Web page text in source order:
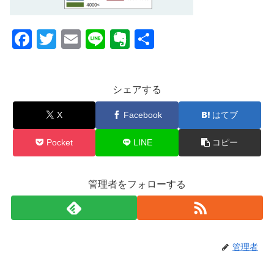
F
e
o
o
T
er
E
Li
E
n
ot
e
シェアする
X Facebook はてブ
Pocket LINE コピー
管理者をフォローする
管理者